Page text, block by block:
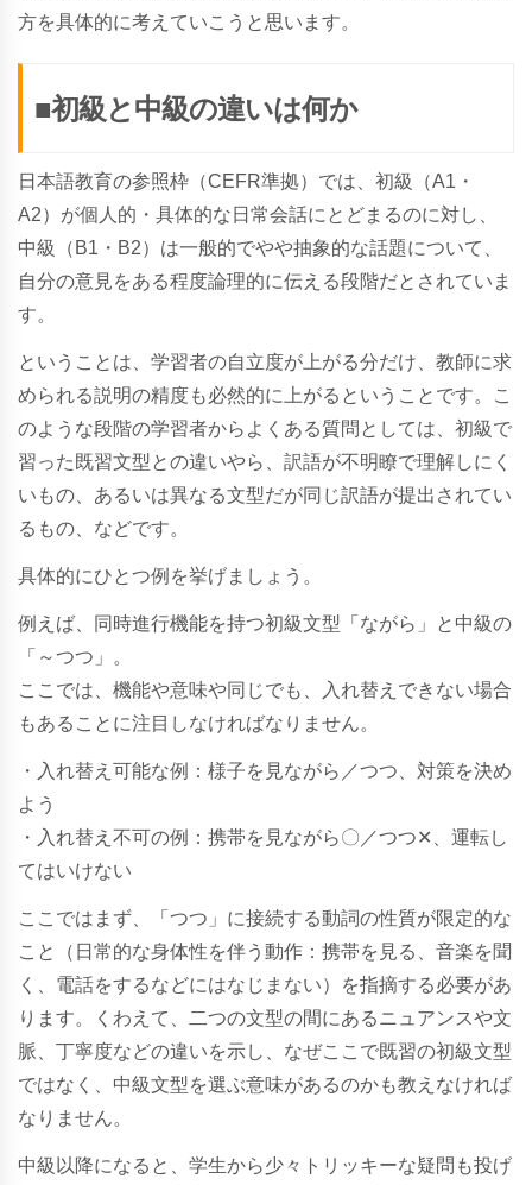
方を具体的に考えていこうと思います。
■初級と中級の違いは何か
日本語教育の参照枠（CEFR準拠）では、初級（A1・
A2）が個人的・具体的な日常会話にとどまるのに対し、
中級（B1・B2）は一般的でやや抽象的な話題について、
自分の意見をある程度論理的に伝える段階だとされていま
す。
ということは、学習者の自立度が上がる分だけ、教師に求
められる説明の精度も必然的に上がるということです。こ
のような段階の学習者からよくある質問としては、初級で
習った既習文型との違いやら、訳語が不明瞭で理解しにく
いもの、あるいは異なる文型だが同じ訳語が提出されてい
るもの、などです。
具体的にひとつ例を挙げましょう。
例えば、同時進行機能を持つ初級文型「ながら」と中級の
「～つつ」。
ここでは、機能や意味や同じでも、入れ替えできない場合
もあることに注目しなければなりません。
・入れ替え可能な例：様子を見ながら／つつ、対策を決め
よう
・入れ替え不可の例：携帯を見ながら〇／つつ✕、運転し
てはいけない
ここではまず、「つつ」に接続する動詞の性質が限定的な
こと（日常的な身体性を伴う動作：携帯を見る、音楽を聞
く、電話をするなどにはなじまない）を指摘する必要があ
ります。くわえて、二つの文型の間にあるニュアンスや文
脈、丁寧度などの違いを示し、なぜここで既習の初級文型
ではなく、中級文型を選ぶ意味があるのかも教えなければ
なりません。
中級以降になると、学生から少々トリッキーな疑問も投げ